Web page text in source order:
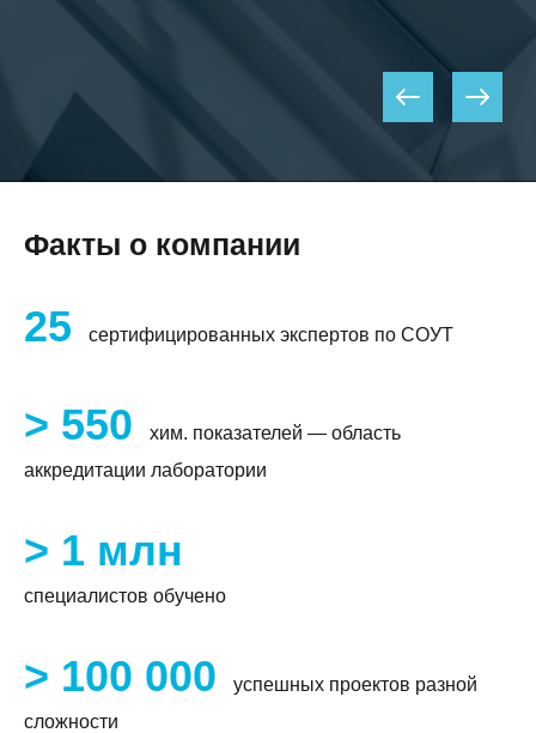
ПОЛЬЗОВАТЕЛЬСКОЕ СОГЛАШЕНИЕ
Факты о компании
25 сертифицированных экспертов по СОУТ
> 550
хим. показателей — область
аккредитации лаборатории
> 1 млн
специалистов обучено
> 100 000
успешных проектов разной
сложности